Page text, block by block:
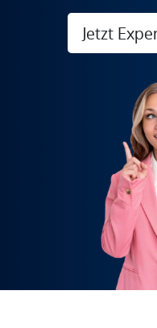
Jetzt